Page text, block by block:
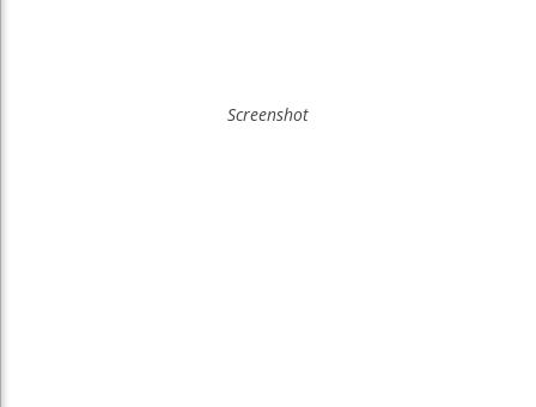
Screenshot